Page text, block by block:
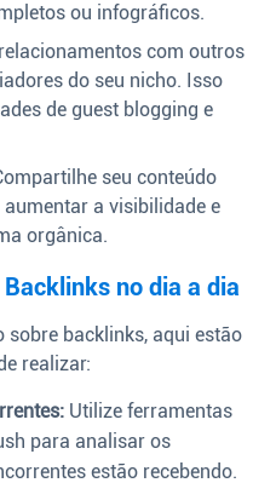
ou infográficos.
com outros
do seu nicho. Isso
de guest blogging e
seu conteúdo
a visibilidade e
orgânica.
no dia a dia
backlinks, aqui estão
realizar:
Utilize ferramentas
para analisar os
estão recebendo.